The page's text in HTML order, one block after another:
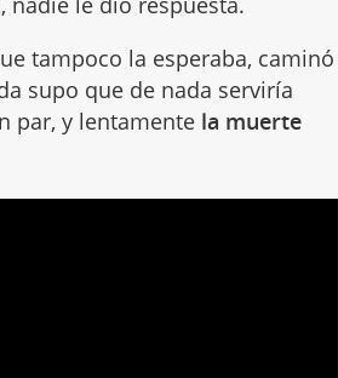
tampoco la esperaba, caminó
supo que de nada serviría
par, y lentamente la muerte